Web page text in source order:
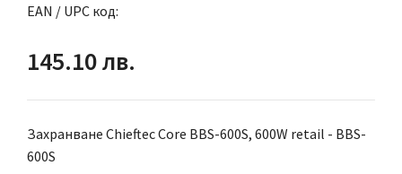
EAN / UPC код:
145.10 лв.
Захранване Chieftec Core BBS-600S, 600W retail - BBS-
600S